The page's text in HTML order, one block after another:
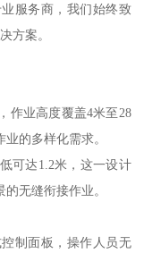
服务商，我们始终致
方案。
作业高度覆盖4米至28
的多样化需求。
可达1.2米，这一设计
无缝衔接作业。
制面板，操作人员无